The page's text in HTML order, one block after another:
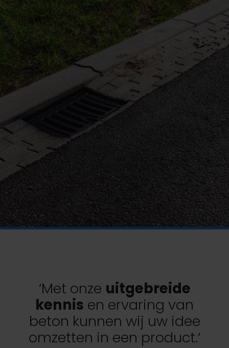
‘Met onze uitgebreide
kennis en ervaring van
beton kunnen wij uw idee
omzetten in een product.‘